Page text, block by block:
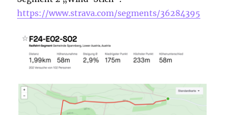
https://www.strava.com/segments/36284395